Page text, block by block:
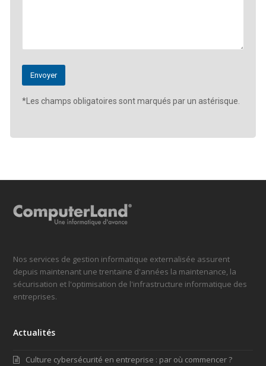
*Les champs obligatoires sont marqués par un astérisque.
Nos services de gestion informatique externalisée assurent
depuis maintenant une trentaine d'années la maintenance, la
sécurisation et l'optimisation de l'infrastructure informatique des
entreprises.
Actualités
Culture cybersécurité en entreprise : par où commencer ?